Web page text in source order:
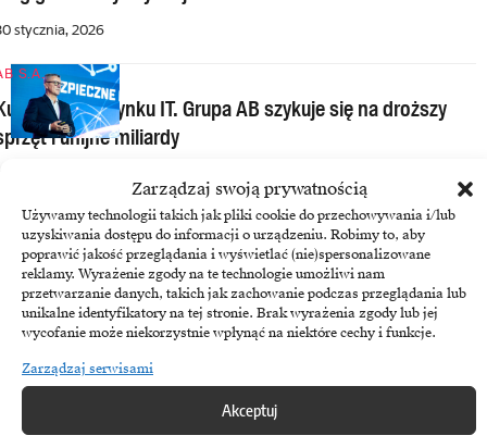
Zarządzaj swoją prywatnością
Używamy technologii takich jak pliki cookie do przechowywania i/lub
uzyskiwania dostępu do informacji o urządzeniu. Robimy to, aby
poprawić jakość przeglądania i wyświetlać (nie)spersonalizowane
reklamy. Wyrażenie zgody na te technologie umożliwi nam
przetwarzanie danych, takich jak zachowanie podczas przeglądania lub
unikalne identyfikatory na tej stronie. Brak wyrażenia zgody lub jej
wycofanie może niekorzystnie wpłynąć na niektóre cechy i funkcje.
Zarządzaj serwisami
Akceptuj
stycznia, 2026
S.A.
na rynku IT. Grupa AB szykuje się na droższy
i unijne miliardy
zamyka trudny rok mocnym akcentem. Słowacja
iPhone’y napędzają odbicie
stycznia, 2026
Kalifornia: ASBIS debiutuje w USA z największym
Bang & Olufsen